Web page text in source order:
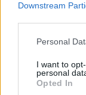
Downstream
Please note that
not limited to
grant or deny
use your data
Personal
I want to
personal
Opted In
continuons
encore meilleure.